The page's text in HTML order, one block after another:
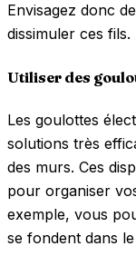
Envisagez donc
dissimuler ces fils.
Utiliser des
Les goulottes
solutions très
des murs. Ces
pour organiser
exemple, vous
se fondent dans